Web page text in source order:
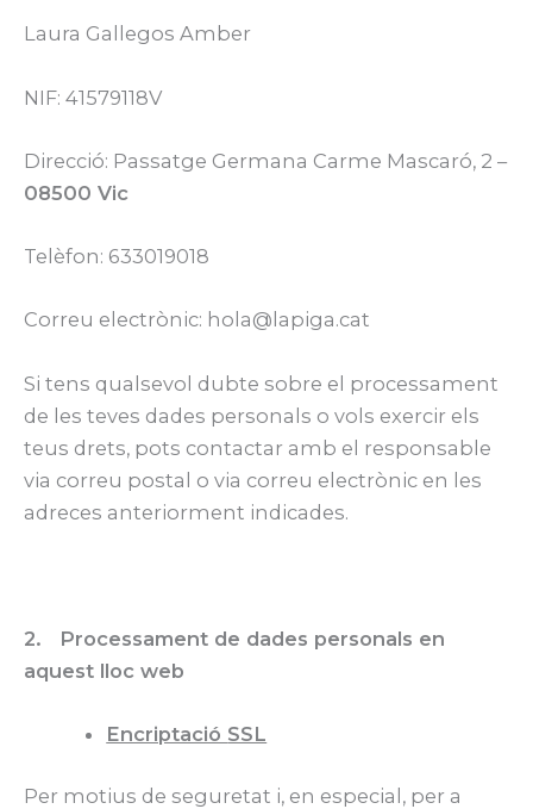
Laura Gallegos Amber
NIF: 41579118V
Direcció: Passatge Germana Carme Mascaró, 2 –
08500 Vic
Telèfon: 633019018
Correu electrònic: hola@lapiga.cat
Si tens qualsevol dubte sobre el processament
de les teves dades personals o vols exercir els
teus drets, pots contactar amb el responsable
via correu postal o via correu electrònic en les
adreces anteriorment indicades.
2. Processament de dades personals en
aquest lloc web
Encriptació SSL
Per motius de seguretat i, en especial, per a